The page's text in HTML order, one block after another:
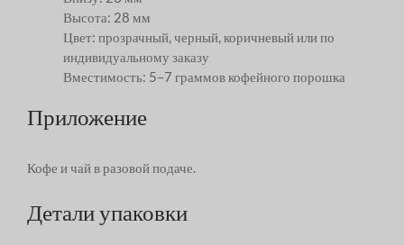
Высота: 28 мм
Цвет: прозрачный, черный, коричневый или по
индивидуальному заказу
Вместимость: 5–7 граммов кофейного порошка
Приложение
Кофе и чай в разовой подаче.
Детали упаковки